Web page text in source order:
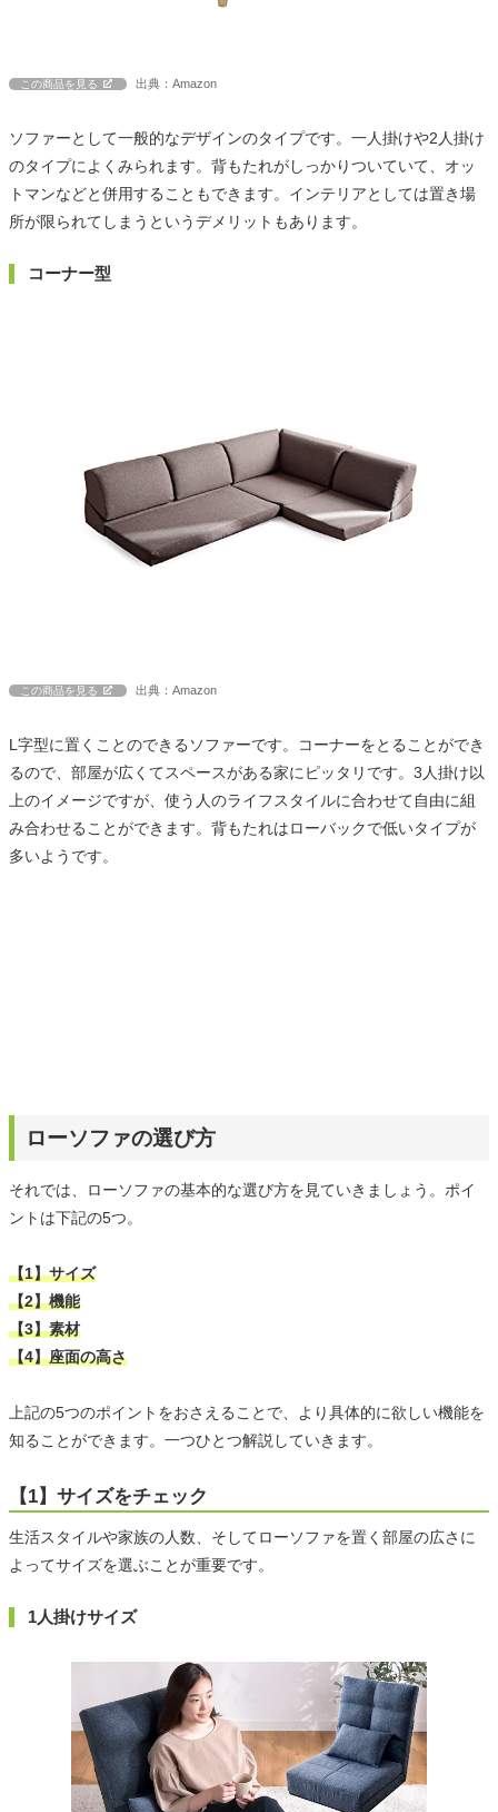
この商品を見る 出典：Amazon
ソファーとして一般的なデザインのタイプです。一人掛けや2人掛け
のタイプによくみられます。背もたれがしっかりついていて、オッ
トマンなどと併用することもできます。インテリアとしては置き場
所が限られてしまうというデメリットもあります。
コーナー型
この商品を見る 出典：Amazon
L字型に置くことのできるソファーです。コーナーをとることができ
るので、部屋が広くてスペースがある家にピッタリです。3人掛け以
上のイメージですが、使う人のライフスタイルに合わせて自由に組
み合わせることができます。背もたれはローバックで低いタイプが
多いようです。
ローソファの選び方
それでは、ローソファの基本的な選び方を見ていきましょう。ポイ
ントは下記の5つ。
【1】サイズ
【2】機能
【3】素材
【4】座面の高さ
上記の5つのポイントをおさえることで、より具体的に欲しい機能を
知ることができます。一つひとつ解説していきます。
【1】サイズをチェック
生活スタイルや家族の人数、そしてローソファを置く部屋の広さに
よってサイズを選ぶことが重要です。
1人掛けサイズ